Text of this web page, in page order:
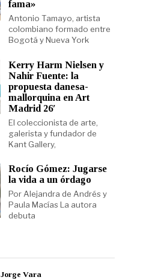
fama»
Antonio Tamayo, artista
colombiano formado entre
Bogotá y Nueva York
Kerry Harm Nielsen y
Nahir Fuente: la
propuesta danesa-
mallorquina en Art
Madrid 26′
El coleccionista de arte,
galerista y fundador de
Kant Gallery,
Rocío Gómez: Jugarse
la vida a un órdago
Por Alejandra de Andrés y
Paula Macías La autora
debuta
Jorge Vara